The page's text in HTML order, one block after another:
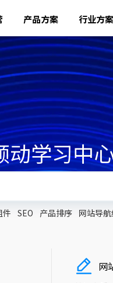
产品方案 行业方案
动学习中
件 SEO 产品排序 网站导
网